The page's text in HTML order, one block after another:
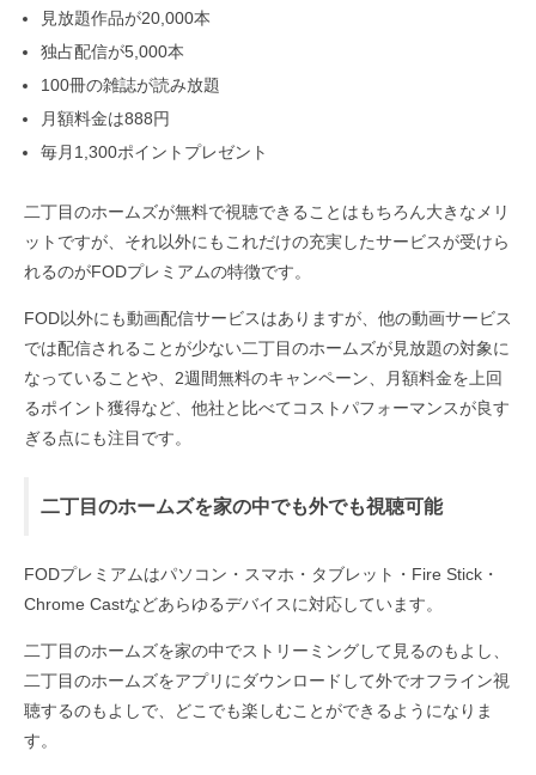
見放題作品が20,000本
独占配信が5,000本
100冊の雑誌が読み放題
月額料金は888円
毎月1,300ポイントプレゼント
二丁目のホームズが無料で視聴できることはもちろん大きなメリ
ットですが、それ以外にもこれだけの充実したサービスが受けら
れるのがFODプレミアムの特徴です。
FOD以外にも動画配信サービスはありますが、他の動画サービス
では配信されることが少ない二丁目のホームズが見放題の対象に
なっていることや、2週間無料のキャンペーン、月額料金を上回
るポイント獲得など、他社と比べてコストパフォーマンスが良す
ぎる点にも注目です。
二丁目のホームズを家の中でも外でも視聴可能
FODプレミアムはパソコン・スマホ・タブレット・Fire Stick・
Chrome Castなどあらゆるデバイスに対応しています。
二丁目のホームズを家の中でストリーミングして見るのもよし、
二丁目のホームズをアプリにダウンロードして外でオフライン視
聴するのもよしで、どこでも楽しむことができるようになりま
す。